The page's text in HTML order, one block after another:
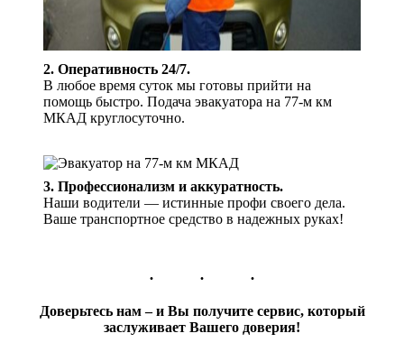
2. Оперативность 24/7.
В любое время суток мы готовы прийти на
помощь быстро. Подача эвакуатора на 77-м км
МКАД круглосуточно.
3. Профессионализм и аккуратность.
Наши водители — истинные профи своего дела.
Ваше транспортное средство в надежных руках!
Доверьтесь нам – и Вы получите сервис, который
заслуживает Вашего доверия!